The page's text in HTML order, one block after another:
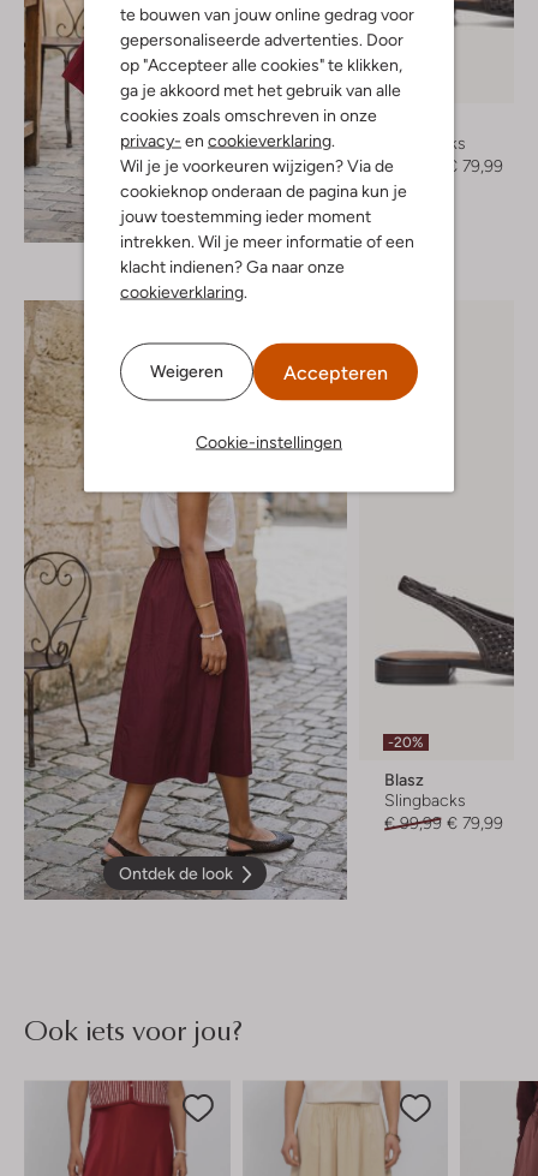
te bouwen van jouw online gedrag voor
gepersonaliseerde advertenties. Door
op "Accepteer alle cookies" te klikken,
ga je akkoord met het gebruik van alle
cookies zoals omschreven in onze
privacy- en cookieverklaring
Wil je je voorkeuren wijzigen? Via de
cookieknop onderaan de pagina kun je
jouw toestemming ieder moment
intrekken. Wil je meer informatie of een
klacht indienen? Ga naar onze
cookieverklaring
Weigeren Accepteren
Cookie-instellingen
Ontdek de look
-20%
Slingbacks
€ 99,99
€ 79,99
Ontdek de look
-20%
Blasz
Slingbacks
€ 99,99 € 79,99
Ook iets voor jou?